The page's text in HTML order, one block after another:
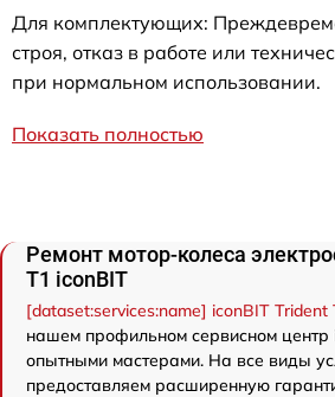
Для комплектующих:
строя, отказ в работе или
при нормальном использовании.
Показать полностью
Ремонт мотор-колеса
T1 iconBIT
[dataset:services:name] iconBIT Trident
нашем профильном сервисном центр
опытными мастерами. На все виды
предоставляем расширенную